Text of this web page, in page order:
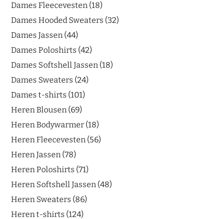
Dames Fleecevesten 18
Dames Hooded Sweaters 32
Dames Jassen 44
Dames Poloshirts 42
Dames Softshell Jassen 18
Dames Sweaters 24
Dames t-shirts 101
Heren Blousen 69
Heren Bodywarmer 18
Heren Fleecevesten 56
Heren Jassen 78
Heren Poloshirts 71
Heren Softshell Jassen 48
Heren Sweaters 86
Heren t-shirts 124